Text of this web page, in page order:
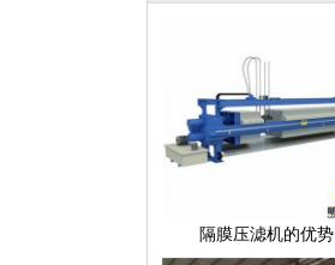
隔膜压滤机的优势